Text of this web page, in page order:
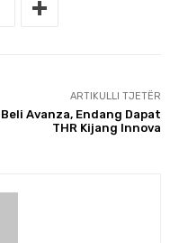
ARTIKULLI TJETËR
Beli Avanza, Endang Dapat
THR Kijang Innova